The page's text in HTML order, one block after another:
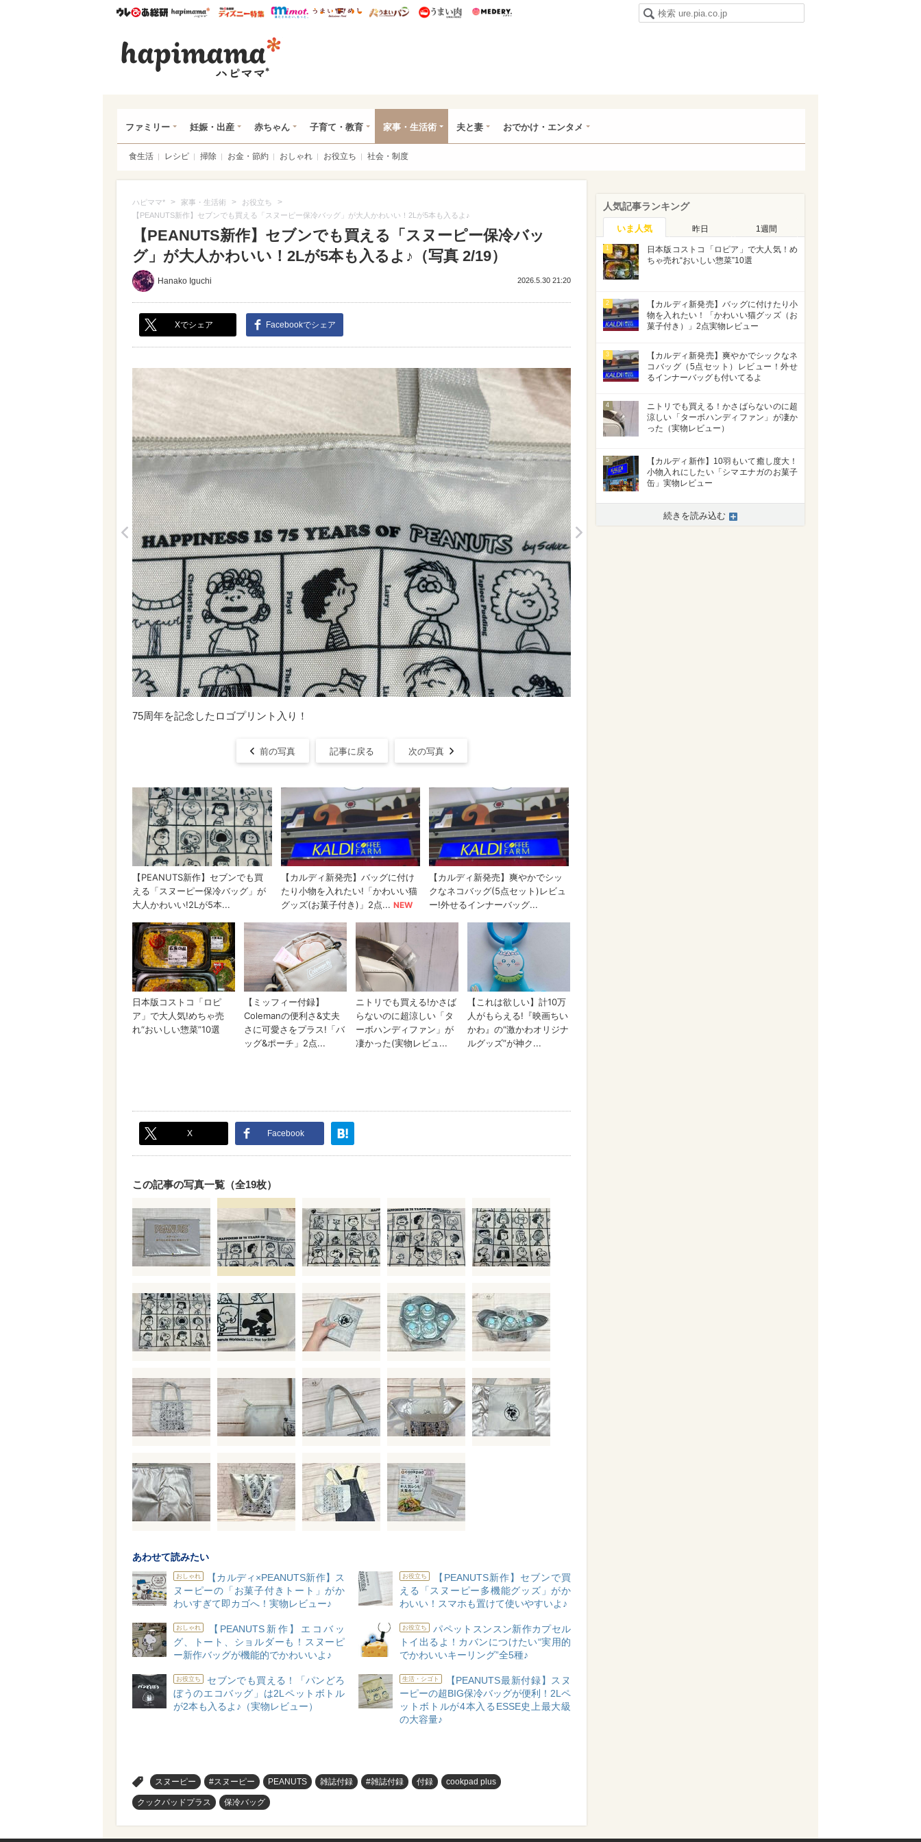
ウレぴあ総研ハピママ* ウレぴあ総研 ディズニー特集
mimot. うまいめし うまいパン うまい肉
ファミリー 妊娠・出産 赤ちゃん 子育て・教育 家事・生活術 夫と妻 おでかけ・エンタメ
食生活 レシピ 掃除 お金・節約 おしゃれ お役立ち 社会・制度
ハピママ* > 家事・生活術 > お役立ち >
【PEANUTS新作】セブンでも買える「スヌーピー保冷バッグ」が大人かわいい！2Lが5本も入るよ♪
【PEANUTS新作】セブンでも買える「スヌーピー保冷バッ
グ」が大人かわいい！2Lが5本も入るよ♪（写真 2/19）
Hanako Iguchi 2026.5.30 21:20
Xでシェア Facebookでシェア
75周年を記念したロゴプリント入り！
前の写真 記事に戻る 次の写真
X Facebook
この記事の写真一覧（全19枚）
あわせて読みたい
おしゃれ
【カルディ×PEANUTS新作】ス
ヌーピーの「お菓子付きトート」がか
わいすぎて即カゴへ！実物レビュー♪
お役立ち
【PEANUTS新作】セブンで買
える「スヌーピー多機能グッズ」がか
わいい！スマホも置けて使いやすいよ♪
おしゃれ
【PEANUTS新作】エコバッ
グ、トート、ショルダーも！スヌーピ
ー新作バッグが機能的でかわいいよ♪
お役立ち
パペットスンスン新作カプセル
トイ出るよ！カバンにつけたい“実用的
でかわいいキーリング”全5種♪
お役立ち
セブンでも買える！「パンどろ
ぼうのエコバッグ」は2Lペットボトル
が2本も入るよ♪（実物レビュー）
生活・シゴト
【PEANUTS最新付録】スヌ
ーピーの超BIG保冷バッグが便利！2Lペ
ットボトルが4本入るESSE史上最大級
の大容量♪
スヌーピー #スヌーピー PEANUTS 雑誌付録 #雑誌付録 付録 cookpad plus
クックパッドプラス 保冷バッグ
人気記事ランキング
いま人気 昨日 1週間
1
日本版コストコ「ロピア」で大人気！め
ちゃ売れ“おいしい惣菜”10選
2
【カルディ新発売】バッグに付けたり小
物を入れたい！「かわいい猫グッズ（お
菓子付き）」2点実物レビュー
3
【カルディ新発売】爽やかでシックなネ
コバッグ（5点セット）レビュー！外せ
るインナーバッグも付いてるよ
4
ニトリでも買える！かさばらないのに超
涼しい「ターボハンディファン」が凄か
った（実物レビュー）
5
【カルディ新作】10羽もいて癒し度大！
小物入れにしたい「シマエナガのお菓子
缶」実物レビュー
続きを読み込む